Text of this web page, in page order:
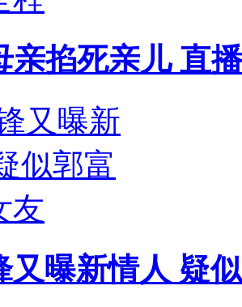
亲掐死亲儿 直播
又曝新情人 疑似